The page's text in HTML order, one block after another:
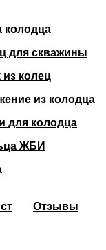
колодца
для скважины
из колец
из колодца
для колодца
ЖБИ
Отзывы